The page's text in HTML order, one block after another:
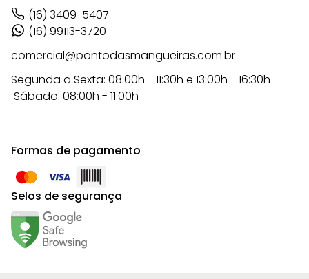
(16) 3409-5407
(16) 99113-3720
comercial@pontodasmangueiras.com.br
Segunda a Sexta: 08:00h - 11:30h e 13:00h - 16:30h
Sábado: 08:00h - 11:00h
Formas de pagamento
Selos de segurança